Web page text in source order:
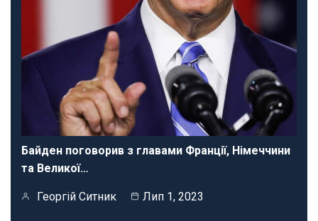
Байден поговорив з главами Франції, Німеччини
та Великої…
Георгій Ситник Лип 1, 2023